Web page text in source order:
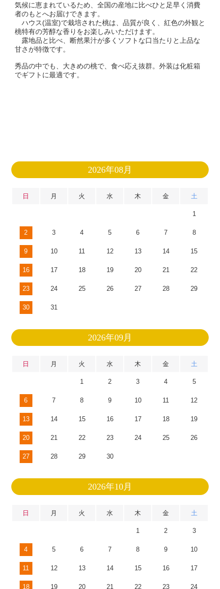
気候に恵まれているため、全国の産地に比べひと足早く消費
者のもとへお届けできます。
ハウス(温室)で栽培された桃は、品質が良く、紅色の外観と
桃特有の芳醇な香りをお楽しみいただけます。
露地品と比べ、断然果汁が多くソフトな口当たりと上品な
甘さが特徴です。
秀品の中でも、大きめの桃で、食べ応え抜群。外装は化粧箱
でギフトに最適です。
2026年08月
日 月 火 水 木 金 土
1
2 3 4 5 6 7 8
9 10 11 12 13 14 15
16 17 18 19 20 21 22
23 24 25 26 27 28 29
30 31
2026年09月
日 月 火 水 木 金 土
1 2 3 4 5
6 7 8 9 10 11 12
13 14 15 16 17 18 19
20 21 22 23 24 25 26
27 28 29 30
2026年10月
日 月 火 水 木 金 土
1 2 3
4 5 6 7 8 9 10
11 12 13 14 15 16 17
18 19 20 21 22 23 24